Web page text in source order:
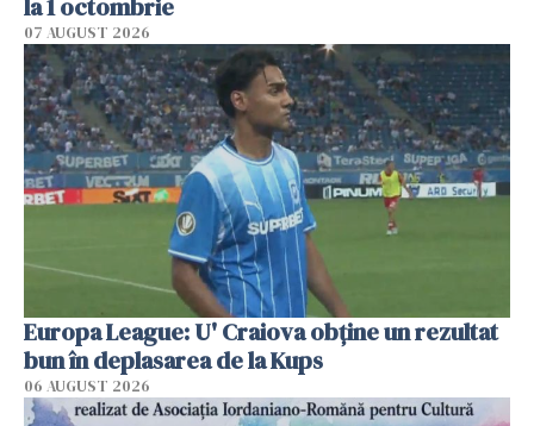
la 1 octombrie
07 AUGUST 2026
Europa League: U' Craiova obține un rezultat
bun în deplasarea de la Kups
06 AUGUST 2026